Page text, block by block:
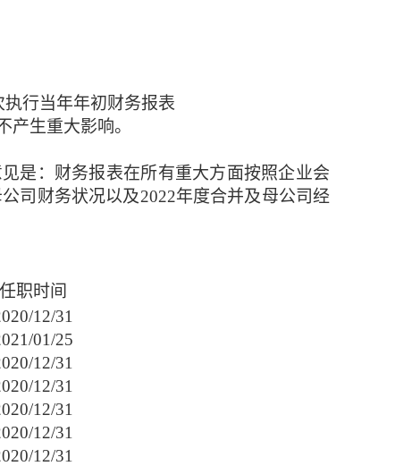
行当年年初财务报表
产生重大影响。
是：财务报表在所有重大方面按照企业会
司财务状况以及2022年度合并及母公司经
任职时间
12/31
21/01/25
12/31
12/31
12/31
12/31
12/31